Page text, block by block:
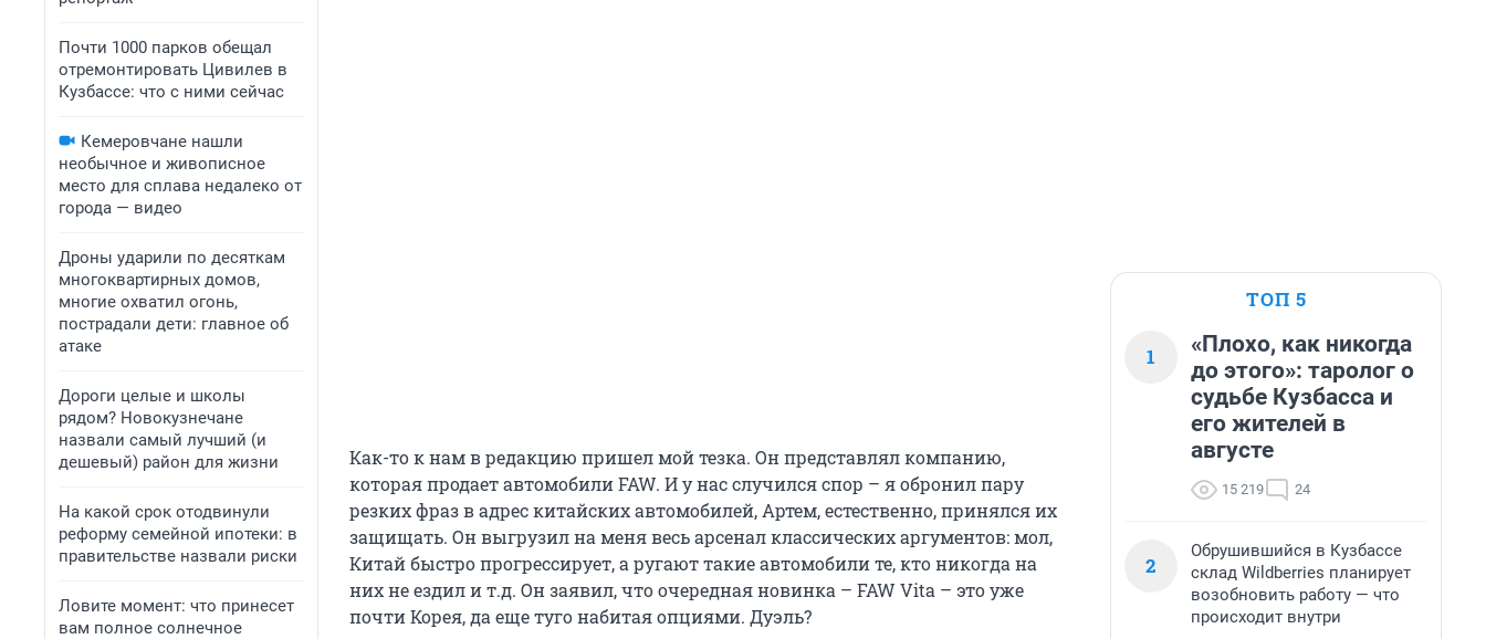
Почти 1000 парков обещал
отремонтировать Цивилев в
Кузбассе: что с ними сейчас
Кемеровчане нашли
необычное и живописное
место для сплава недалеко от
города — видео
Дроны ударили по десяткам
многоквартирных домов,
многие охватил огонь,
пострадали дети: главное об
атаке
Дороги целые и школы
рядом? Новокузнечане
назвали самый лучший (и
дешевый) район для жизни
На какой срок отодвинули
реформу семейной ипотеки: в
правительстве назвали риски
Ловите момент: что принесет
вам полное солнечное
Как-то к нам в редакцию пришел мой тезка. Он представлял компанию,
которая продает автомобили FAW. И у нас случился спор – я обронил пару
резких фраз в адрес китайских автомобилей, Артем, естественно, принялся их
защищать. Он выгрузил на меня весь арсенал классических аргументов: мол,
Китай быстро прогрессирует, а ругают такие автомобили те, кто никогда на
них не ездил и т.д. Он заявил, что очередная новинка – FAW Vita – это уже
почти Корея, да еще туго набитая опциями. Дуэль?
ТОП 5
1
«Плохо, как никогда
до этого»: таролог о
судьбе Кузбасса и
его жителей в
августе
15 219 24
2
Обрушившийся в Кузбассе
склад Wildberries планирует
возобновить работу — что
происходит внутри